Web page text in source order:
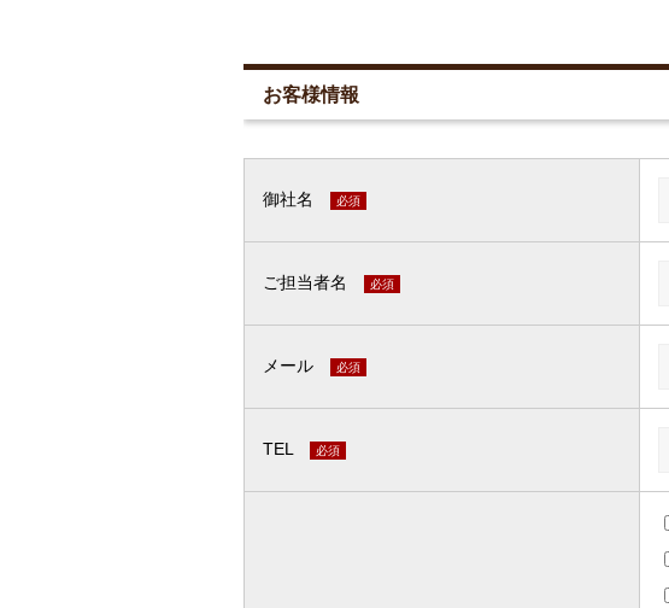
お客様情報
御社名 必須
ご担当者名 必須
メール 必須
TEL 必須